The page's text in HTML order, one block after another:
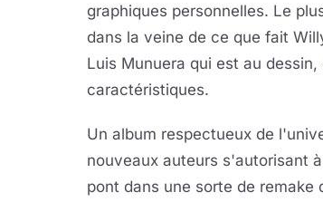
graphiques personnelles. Le
dans la veine de ce que fait
Luis Munuera qui est au
caractéristiques.
Un album respectueux de
nouveaux auteurs s'autorisant
pont dans une sorte de remake